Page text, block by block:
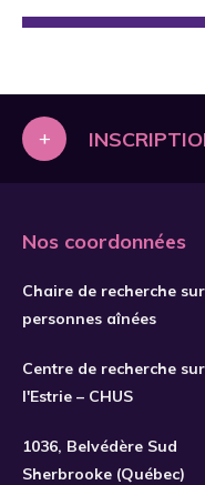
+
Nos coordonnées
Chaire de recherche
personnes aînées
Centre de recherche
l'Estrie – CHUS
1036, Belvédère Sud
Sherbrooke (Québec)